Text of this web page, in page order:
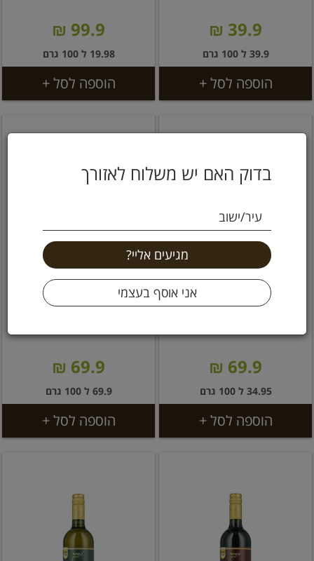
בדוק האם יש משלוח לאזורך
עיר/ישוב
39.9 ₪
39.9 ל 100 גרם
הוספה לסל +
99.9 ₪
19.98 ל 100 גרם
הוספה לסל +
אבקת שורש מאקה אורגנית
69.9 ₪
34.95 ל 100 גרם
הוספה לסל +
אבקת מורינגה אורגנית
69.9 ₪
69.9 ל 100 גרם
הוספה לסל +